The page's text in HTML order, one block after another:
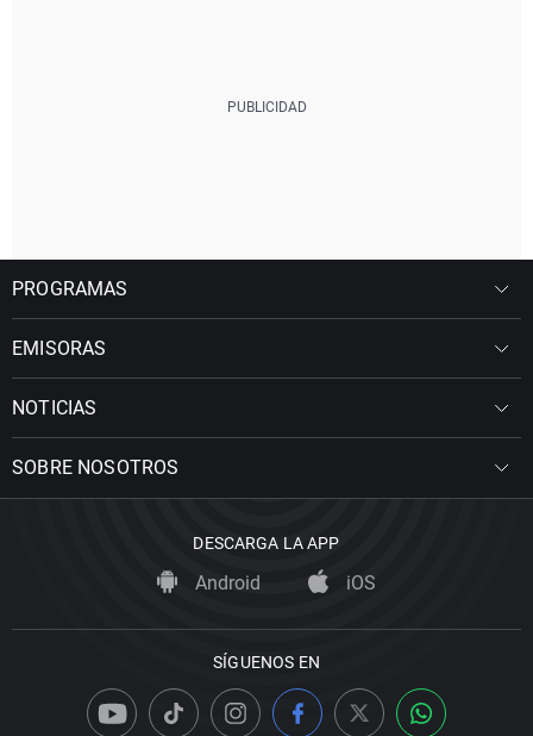
PROGRAMAS
EMISORAS
NOTICIAS
SOBRE NOSOTROS
DESCARGA LA APP
Android iOS
SÍGUENOS EN